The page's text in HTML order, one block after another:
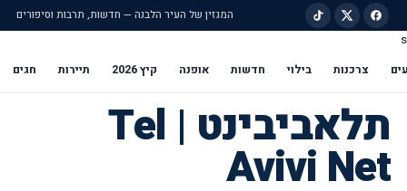
המגזין של העיר הלבנה — חדשות, תרבות וסיפורים
s
צרכנות בילוי חדשות אופנה קיץ 2026 תיירות חגים
תלאביבינט | Tel
Avivi Net